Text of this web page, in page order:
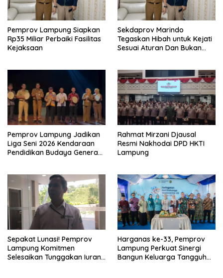
Pemprov Lampung Siapkan
Rp35 Miliar Perbaiki Fasilitas
Kejaksaan
Sekdaprov Marindo
Tegaskan Hibah untuk Kejati
Sesuai Aturan Dan Bukan
Pemprov Lampung Jadikan
Liga Seni 2026 Kendaraan
Pendidikan Budaya Generasi
Rahmat Mirzani Djausal
Resmi Nakhodai DPD HKTI
Lampung
Sepakat Lunasi! Pemprov
Lampung Komitmen
Selesaikan Tunggakan Iuran
Harganas ke-33, Pemprov
Lampung Perkuat Sinergi
Bangun Keluarga Tangguh